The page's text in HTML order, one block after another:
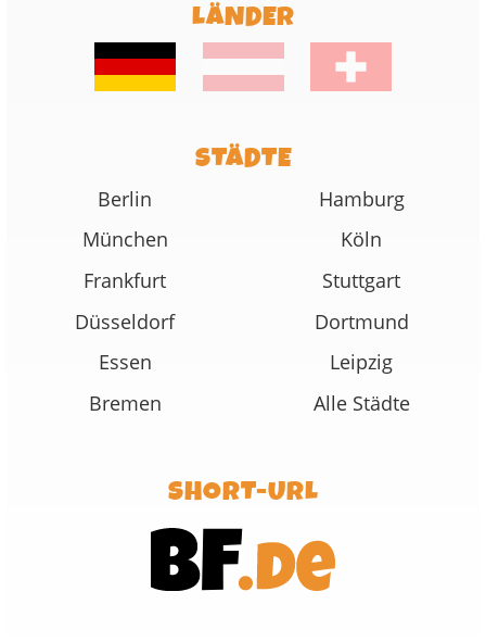
LÄNDER
STÄDTE
Berlin
Hamburg
München
Köln
Frankfurt
Stuttgart
Düsseldorf
Dortmund
Essen
Leipzig
Bremen
Alle Städte
SHORT-URL